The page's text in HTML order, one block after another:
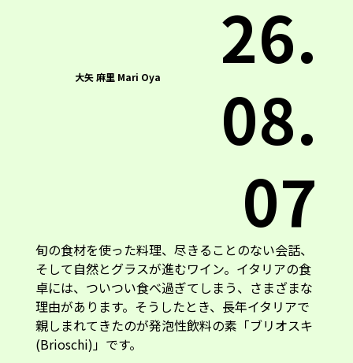
大矢 麻里 Mari Oya
26.
08.
07
旬の食材を使った料理、尽きることのない会話、
そして自然とグラスが進むワイン。イタリアの食
卓には、ついつい食べ過ぎてしまう、さまざまな
理由があります。そうしたとき、長年イタリアで
親しまれてきたのが発泡性飲料の素「ブリオスキ
(Brioschi)」です。